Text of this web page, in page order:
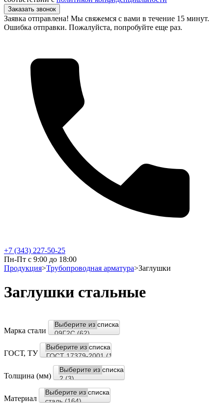
Заказать звонок
Заявка отправлена! Мы свяжемся с вами в течение 15 минут.
Ошибка отправки. Пожалуйста, попробуйте еще раз.
+7 (343) 227-50-25
Пн-Пт с 9:00 до 18:00
Продукция>Трубопроводная арматура>Заглушки
Заглушки стальные
Марка стали
ГОСТ, ТУ
Толщина (мм)
Материал